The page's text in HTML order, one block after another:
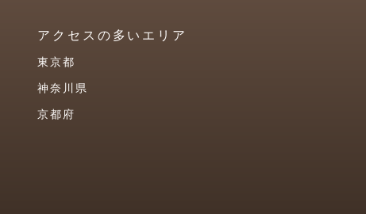
アクセスの多いエリア
東京都
神奈川県
京都府